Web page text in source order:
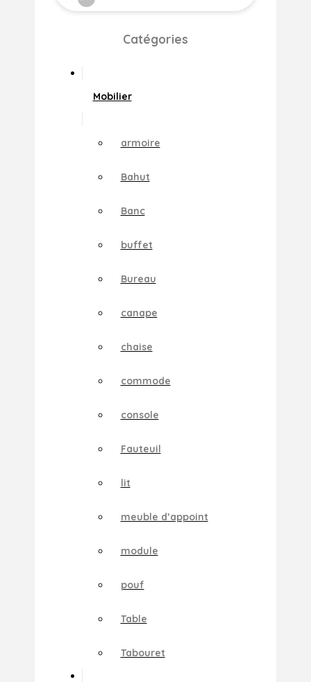
Catégories
Mobilier
armoire
Bahut
Banc
buffet
Bureau
canape
chaise
commode
console
Fauteuil
lit
meuble d’appoint
module
pouf
Table
Tabouret